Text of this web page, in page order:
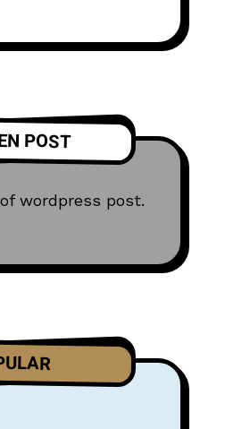
POST
wordpress post.